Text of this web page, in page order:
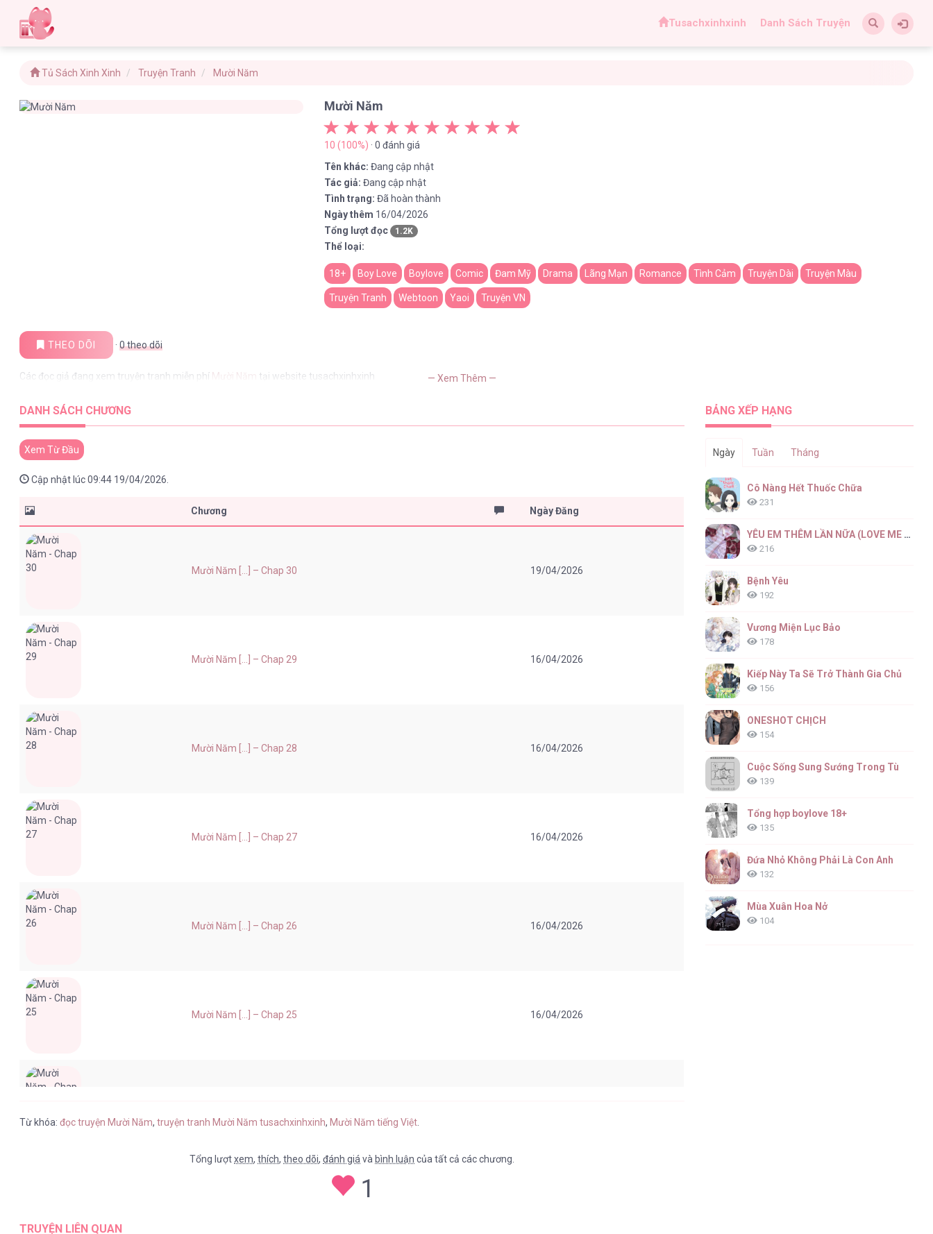
Tusachxinhxinh Danh Sách Truyện
Tủ Sách Xinh Xinh Truyện Tranh Mười Năm
Mười Năm
10 (100%) · 0 đánh giá
Tên khác: Đang cập nhật
Tác giả: Đang cập nhật
Tình trạng: Đã hoàn thành
Ngày thêm 16/04/2026
Tổng lượt đọc
1.2K
Thể loại:
18+ Boy Love Boylove Comic Đam Mỹ Drama Lãng Mạn Romance Tình Cảm Truyện Dài Truyện Màu
Truyện Tranh Webtoon Yaoi Truyện VN
THEO DÕI ·0theo dõi
Các đọc giả đang xem truyện tranh miễn phí Mười Năm tại website tusachxinhxinh — Xem Thêm —
DANH SÁCH CHƯƠNG
Xem Từ Đầu
Cập nhật lúc 09:44 19/04/2026.
Chương Ngày Đăng
Mười Năm [...] – Chap 30 19/04/2026
Mười Năm [...] – Chap 29 16/04/2026
Mười Năm [...] – Chap 28 16/04/2026
Mười Năm [...] – Chap 27 16/04/2026
Mười Năm [...] – Chap 26 16/04/2026
Mười Năm [...] – Chap 25 16/04/2026
Từ khóa:đọc truyện Mười Năm,truyện tranh Mười Năm tusachxinhxinh,Mười Năm tiếng Việt
Tổng lượtxem,thích,theo dõi,đánh giá vàbình luận của tất cả các chương.
1
TRUYỆN LIÊN QUAN
BẢNG XẾP HẠNG
Ngày Tuần Tháng
Cô Nàng Hết Thuốc Chữa
231
YÊU EM THÊM LẦN NỮA (LOVE ME AGAIN)
216
Bệnh Yêu
192
Vương Miện Lục Bảo
178
Kiếp Này Ta Sẽ Trở Thành Gia Chủ
156
ONESHOT CHỊCH
154
Cuộc Sống Sung Sướng Trong Tù
139
Tổng hợp boylove 18+
135
Đứa Nhỏ Không Phải Là Con Anh
132
Mùa Xuân Hoa Nở
104